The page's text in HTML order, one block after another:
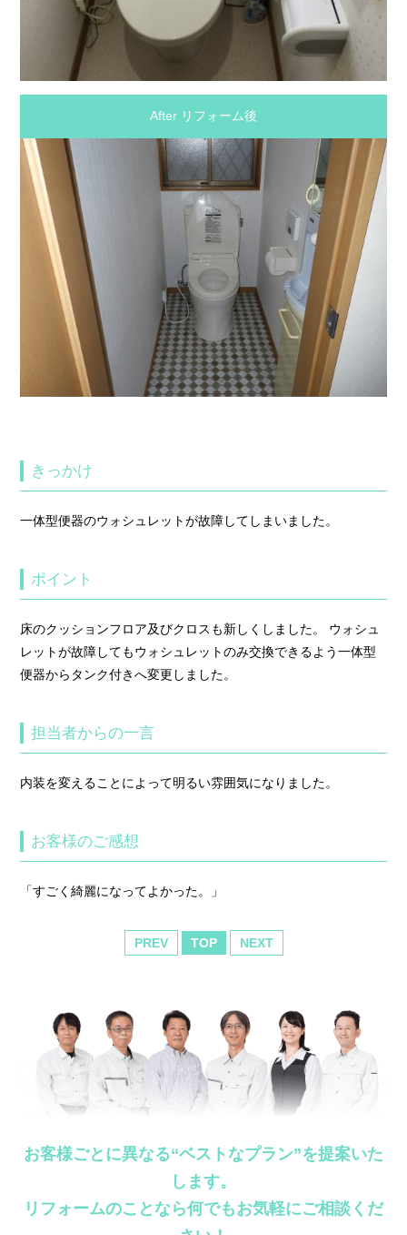
After リフォーム後
きっかけ
一体型便器のウォシュレットが故障してしまいました。
ポイント
床のクッションフロア及びクロスも新しくしました。 ウォシュ
レットが故障してもウォシュレットのみ交換できるよう一体型
便器からタンク付きへ変更しました。
担当者からの一言
内装を変えることによって明るい雰囲気になりました。
お客様のご感想
「すごく綺麗になってよかった。」
PREV TOP NEXT
お客様ごとに異なる“ベストなプラン”を提案いた
します。
リフォームのことなら何でもお気軽にご相談くだ